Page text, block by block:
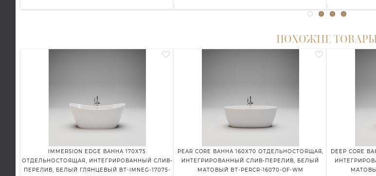
ПОХОЖИЕ
IMMERSION EDGE ВАННА 170X75
ОТДЕЛЬНОСТОЯЩАЯ, ИНТЕГРИРОВАННЫЙ СЛИВ-
ПЕРЕЛИВ, БЕЛЫЙ ГЛЯНЦЕВЫЙ BT-IMNEG-17075-
PEAR CORE ВАННА 160X70 ОТДЕЛЬНОСТОЯЩАЯ,
ИНТЕГРИРОВАННЫЙ СЛИВ-ПЕРЕЛИВ, БЕЛЫЙ
МАТОВЫЙ BT-PERCR-16070-OF-WM
DEEP CORE